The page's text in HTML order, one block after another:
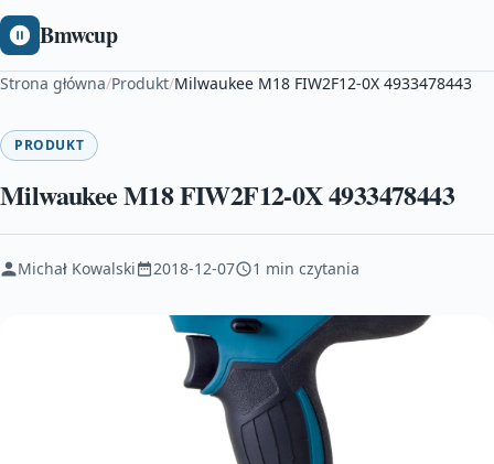
Bmwcup
Strona główna/Produkt/Milwaukee M18 FIW2F12-0X 4933478443
PRODUKT
Milwaukee M18 FIW2F12-0X 4933478443
Michał Kowalski 2018-12-07 1 min czytania